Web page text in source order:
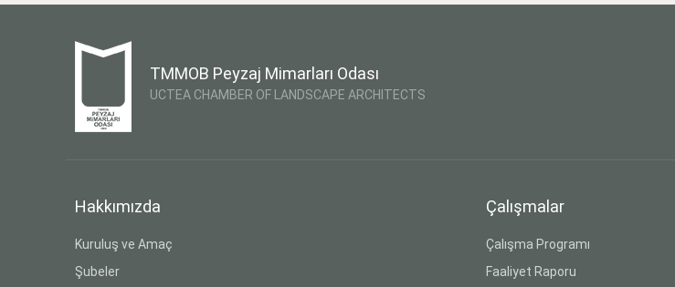
TMMOB Peyzaj Mimarları Odası
UCTEA CHAMBER OF LANDSCAPE ARCHITECTS
Hakkımızda
Kuruluş ve Amaç
Şubeler
Çalışmalar
Çalışma Programı
Faaliyet Raporu